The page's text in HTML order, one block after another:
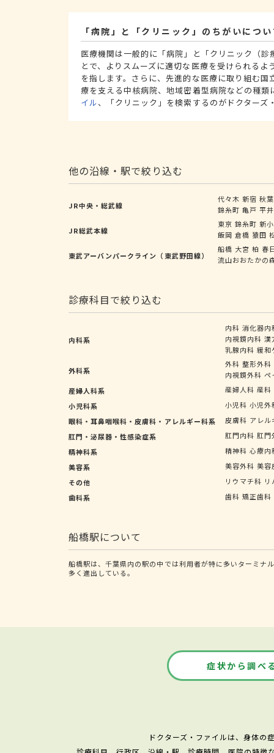
「病院」と「クリニック」のちがいにつ
医療機関は一般的に「病院」と「クリニック（
とで、よりスムーズに適切な医療を受けられる
を指します。さらに、先進的な医療に取り組む
療を支える中核病院、地域密着型病院などの種類
イル、「クリニック」を検索するのがドクターズ
他の沿線・駅で絞り込む
JR中央・総武線
代々木 新宿 秋
錦糸町 亀戸 平井
JR総武本線
東京 錦糸町 新
飯岡 倉橋 猿田
東武アーバンパークライン（東武野田線）
船橋 大宮 柏 春
流山おおたかの
診療科目で絞り込む
内科系
内科 消化器内
内視鏡内科 漢
乳腺内科 緩和
外科系
外科 整形外科
内視鏡外科 ペ
産婦人科系
産婦人科 産科
小児科系
小児科 小児外
眼科・耳鼻咽喉科・皮膚科・アレルギー科系
皮膚科 アレル
肛門・泌尿器・性感染症系
肛門内科 肛門
精神科系
精神科 心療内
美容系
美容外科 美容
その他
リウマチ科
歯科系
歯科 矯正歯科
船橋駅について
船橋駅は、千葉県内の駅の中では利用者が特に多いターミナ
多く進出している。
症状から調べ
ドクターズ・ファイルは、身体の